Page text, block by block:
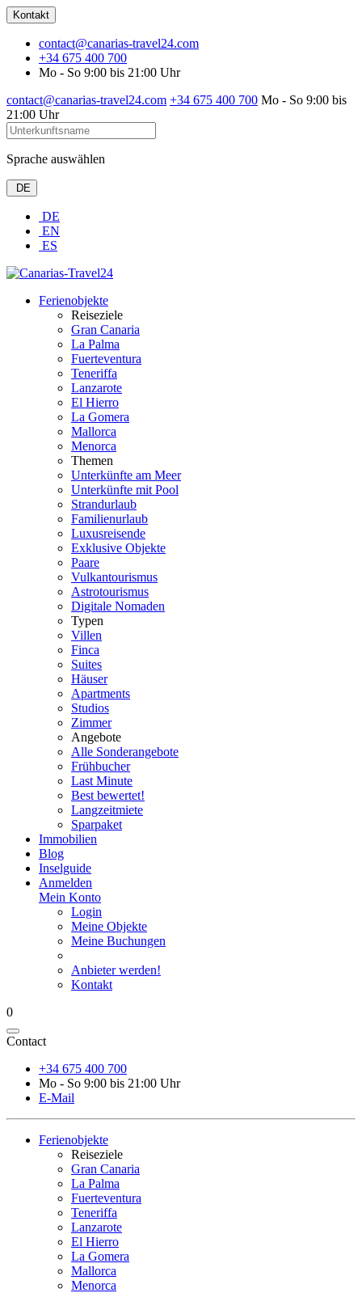
Kontakt
contact@canarias-travel24.com
+34 675 400 700
Mo - So 9:00 bis 21:00 Uhr
contact@canarias-travel24.com +34 675 400 700 Mo - So 9:00 bis
21:00 Uhr
Sprache auswählen
DE
DE
EN
ES
Ferienobjekte
Reiseziele
Gran Canaria
La Palma
Fuerteventura
Teneriffa
Lanzarote
El Hierro
La Gomera
Mallorca
Menorca
Themen
Unterkünfte am Meer
Unterkünfte mit Pool
Strandurlaub
Familienurlaub
Luxusreisende
Exklusive Objekte
Paare
Vulkantourismus
Astrotourismus
Digitale Nomaden
Typen
Villen
Finca
Suites
Häuser
Apartments
Studios
Zimmer
Angebote
Alle Sonderangebote
Frühbucher
Last Minute
Best bewertet!
Langzeitmiete
Sparpaket
Immobilien
Blog
Inselguide
Anmelden
Mein Konto
Login
Meine Objekte
Meine Buchungen
Anbieter werden!
Kontakt
0
Contact
+34 675 400 700
Mo - So 9:00 bis 21:00 Uhr
E-Mail
Ferienobjekte
Reiseziele
Gran Canaria
La Palma
Fuerteventura
Teneriffa
Lanzarote
El Hierro
La Gomera
Mallorca
Menorca